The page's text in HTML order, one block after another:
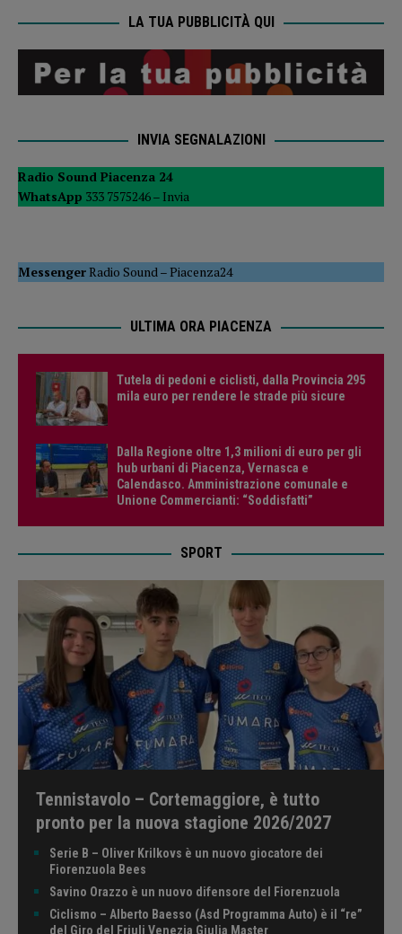
LA TUA PUBBLICITÀ QUI
INVIA SEGNALAZIONI
Radio Sound Piacenza 24
WhatsApp 333 7575246 – Invia
MessengerRadio Sound –Piacenza24
ULTIMA ORA PIACENZA
Tutela di pedoni e ciclisti, dalla Provincia 295
mila euro per rendere le strade più sicure
Dalla Regione oltre 1,3 milioni di euro per gli
hub urbani di Piacenza, Vernasca e
Calendasco. Amministrazione comunale e
Unione Commercianti: “Soddisfatti”
SPORT
Tennistavolo – Cortemaggiore, è tutto
pronto per la nuova stagione 2026/2027
Serie B – Oliver Krilkovs è un nuovo giocatore dei
Fiorenzuola Bees
Savino Orazzo è un nuovo difensore del Fiorenzuola
Ciclismo – Alberto Baesso (Asd Programma Auto) è il “re”
del Giro del Friuli Venezia Giulia Master